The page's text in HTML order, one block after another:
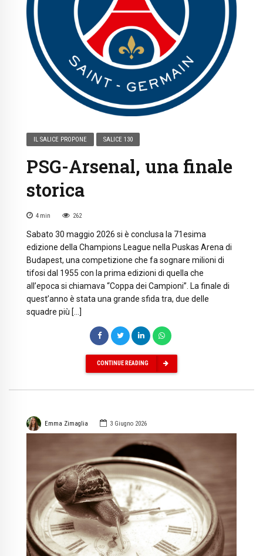
IL SALICE PROPONE SALICE 130
PSG-Arsenal, una finale
storica
4 min 262
Sabato 30 maggio 2026 si è conclusa la 71esima
edizione della Champions League nella Puskas Arena di
Budapest, una competizione che fa sognare milioni di
tifosi dal 1955 con la prima edizioni di quella che
all’epoca si chiamava “Coppa dei Campioni”. La finale di
quest’anno è stata una grande sfida tra, due delle
squadre più […]
CONTINUE READING
Emma Zimaglia 3 Giugno 2026